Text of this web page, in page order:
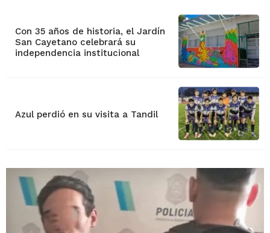
Con 35 años de historia, el Jardín
San Cayetano celebrará su
independencia institucional
Azul perdió en su visita a Tandil